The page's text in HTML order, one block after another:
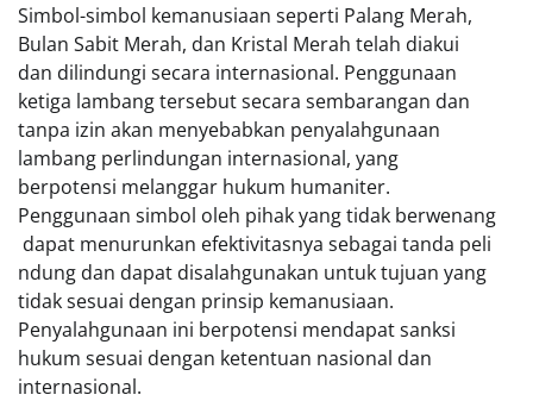
Simbol-simbol kemanusiaan seperti Palang Merah,
Bulan Sabit Merah, dan Kristal Merah telah diakui
dan dilindungi secara internasional. Penggunaan
ketiga lambang tersebut secara sembarangan dan
tanpa izin akan menyebabkan penyalahgunaan
lambang perlindungan internasional, yang
berpotensi melanggar hukum humaniter.
Penggunaan simbol oleh pihak yang tidak berwenang
dapat menurunkan efektivitasnya sebagai tanda peli
ndung dan dapat disalahgunakan untuk tujuan yang
tidak sesuai dengan prinsip kemanusiaan.
Penyalahgunaan ini berpotensi mendapat sanksi
hukum sesuai dengan ketentuan nasional dan
internasional.